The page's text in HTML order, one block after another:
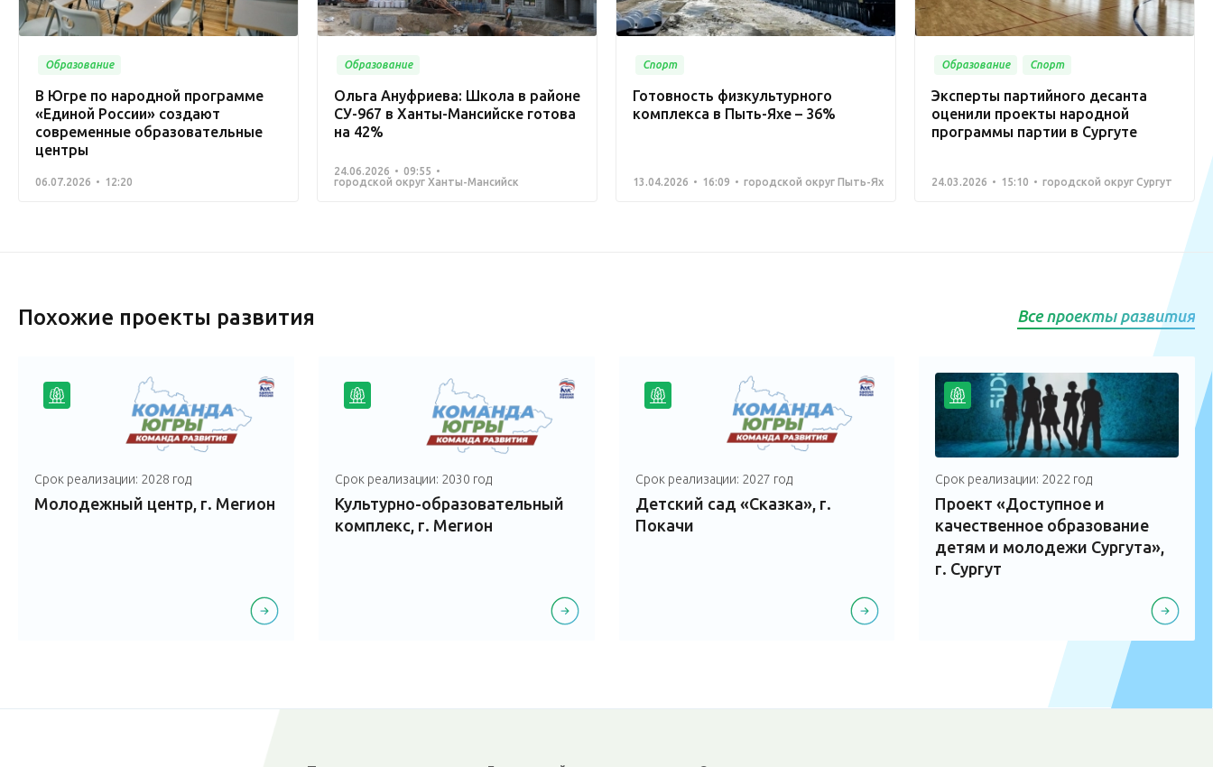
Образование
В Югре по народной программе
«Единой России» создают
современные образовательные
центры
06.07.2026 12:20
Образование
Ольга Ануфриева: Школа в районе
СУ-967 в Ханты-Мансийске готова
на 42%
24.06.2026
09:55
городской округ Ханты-Мансийск
Спорт
Готовность физкультурного
комплекса в Пыть-Яхе – 36%
13.04.2026 16:09 городской округ Пыть-Ях
Образование Спорт
Эксперты партийного десанта
оценили проекты народной
программы партии в Сургуте
24.03.2026 15:10 городской округ Сургут
Похожие проекты развития Все проекты развития
Срок реализации: 2028 год
Молодежный центр, г. Мегион
Срок реализации: 2030 год
Культурно-образовательный
комплекс, г. Мегион
Срок реализации: 2027 год
Детский сад «Сказка», г.
Покачи
Срок реализации: 2022 год
Проект «Доступное и
качественное образование
детям и молодежи Сургута»,
г. Сургут